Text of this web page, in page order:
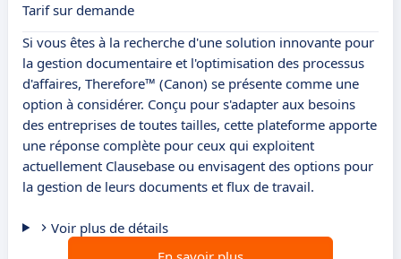
Tarif sur demande
Si vous êtes à la recherche d'une solution innovante pour
la gestion documentaire et l'optimisation des processus
d'affaires, Therefore™ (Canon) se présente comme une
option à considérer. Conçu pour s'adapter aux besoins
des entreprises de toutes tailles, cette plateforme apporte
une réponse complète pour ceux qui exploitent
actuellement Clausebase ou envisagent des options pour
la gestion de leurs documents et flux de travail.
Voir plus de détails